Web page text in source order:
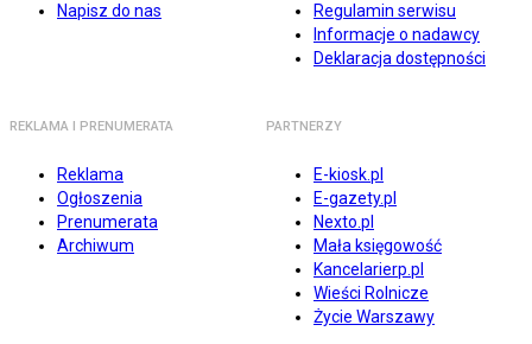
Napisz do nas
Regulamin serwisu
Informacje o nadawcy
Deklaracja dostępności
REKLAMA I PRENUMERATA
Reklama
Ogłoszenia
Prenumerata
Archiwum
PARTNERZY
E-kiosk.pl
E-gazety.pl
Nexto.pl
Mała księgowość
Kancelarierp.pl
Wieści Rolnicze
Życie Warszawy